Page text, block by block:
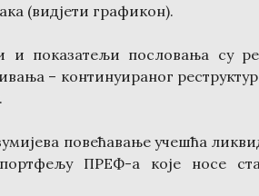
(видјети графикон).
и показатељи пословања су
– континуираног
повећавање учешћа
ПРЕФ-а које носе